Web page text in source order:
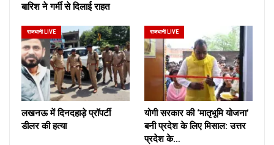
बारिश ने गर्मी से दिलाई राहत
राजधानी LIVE
लखनऊ में दिनदहाड़े प्रॉपर्टी
डीलर की हत्या
राजधानी LIVE
योगी सरकार की ‘मातृभूमि योजना’
बनी प्रदेश के लिए मिसाल: उत्तर
प्रदेश के…